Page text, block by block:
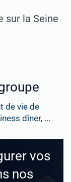
sur la Seine
de vie de
dîner, ...
vos
nos